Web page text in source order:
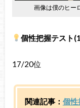
画像は僕のヒー
個性把握テスト
17/20位
関連記事： 個性